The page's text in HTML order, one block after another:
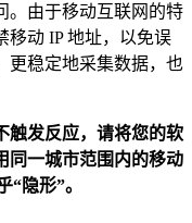
。由于移动互联网的特
移动 IP 地址，以免误
更稳定地采集数据，也
触发反应，请将您的软
同一城市范围内的移动
隐形”。